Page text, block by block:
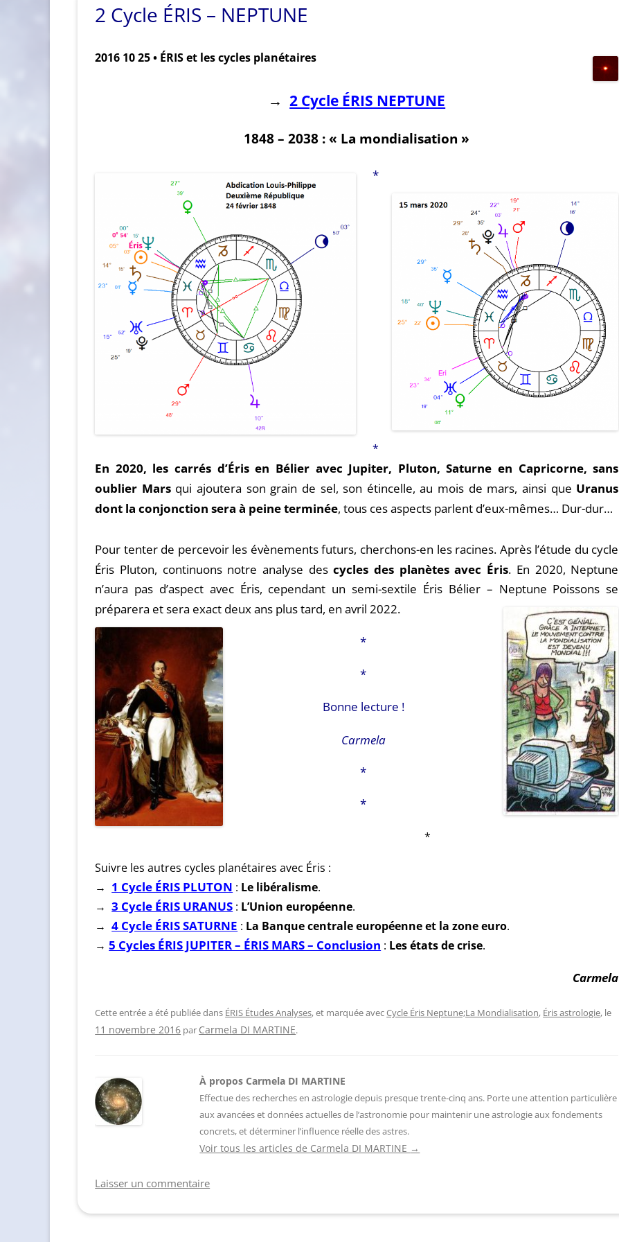
2 Cycle ÉRIS – NEPTUNE
2016 10 25 • ÉRIS et les cycles planétaires
→2 Cycle ÉRIS NEPTUNE
1848 – 2038 : « La mondialisation »
*
*
En 2020, les carrés d’Éris en Bélier avec Jupiter, Pluton, Saturne en Capricorne, sans
oublier Marsqui ajoutera son grain de sel, son étincelle, au mois de mars, ainsi que Uranus
dont la conjonction sera à peine terminée, tous ces aspects parlent d’eux-mêmes… Dur-dur…
Pour tenter de percevoir les évènements futurs, cherchons-en les racines. Après l’étude du cycle
Éris Pluton, continuons notre analyse descycles des planètes avec Éris. En 2020, Neptune
n’aura pas d’aspect avec Éris, cependant un semi-sextile Éris Bélier – Neptune Poissons se
préparera et sera exact deux ans plus tard, en avril 2022.
*
*
Bonne lecture !
Carmela
*
*
*
Suivre les autres cycles planétaires avec Éris :
→ 1 Cycle ÉRIS PLUTON : Le libéralisme.
→3 Cycle ÉRIS URANUS : L’Union européenne.
→4 Cycle ÉRIS SATURNE : La Banque centrale européenne et la zone euro.
→5 Cycles ÉRIS JUPITER – ÉRIS MARS – Conclusion : Les états de crise.
Carmela
Cette entrée a été publiée dans ÉRIS Études Analyses, et marquée avecCycle Éris Neptune;La Mondialisation, Éris astrologie, le
11 novembre 2016 par Carmela DI MARTINE.
À propos Carmela DI MARTINE
Effectue des recherches en astrologie depuis presque trente-cinq ans. Porte une attention particulière
aux avancées et données actuelles de l’astronomie pour maintenir une astrologie aux fondements
concrets, et déterminer l’influence réelle des astres.
Voir tous les articles de Carmela DI MARTINE →
Laisser un commentaire